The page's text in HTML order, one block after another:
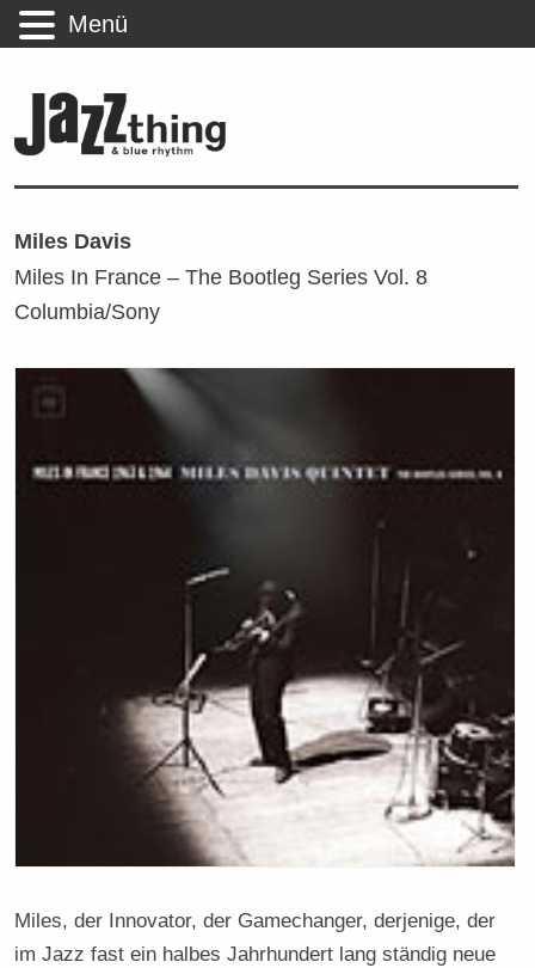
Miles Davis
Miles In France – The Bootleg Series Vol. 8
Columbia/Sony
Miles, der Innovator, der Gamechanger, derjenige, der
im Jazz fast ein halbes Jahrhundert lang ständig neue
Menü